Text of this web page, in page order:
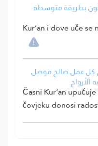
بطريقة متوسطة
Kur’an i dove uče
كل عمل صالح موصل
Časni Kur’an
čovjeku donosi